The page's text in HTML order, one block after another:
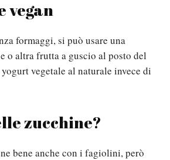
vegan
formaggi, si può usare una
o altra frutta a guscio al posto del
vegetale al naturale invece di
zucchine?
bene anche con i fagiolini, però